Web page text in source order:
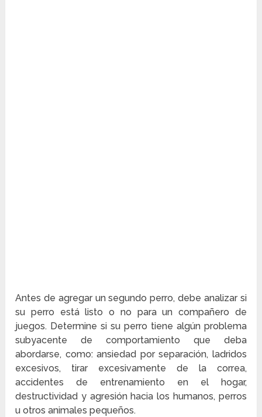
Antes de agregar un segundo perro, debe analizar si
su perro está listo o no para un compañero de
juegos. Determine si su perro tiene algún problema
subyacente de comportamiento que deba
abordarse, como: ansiedad por separación, ladridos
excesivos, tirar excesivamente de la correa,
accidentes de entrenamiento en el hogar,
destructividad y agresión hacia los humanos, perros
u otros animales pequeños.